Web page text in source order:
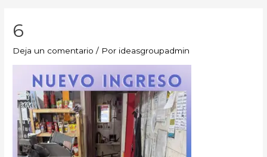
6
Deja un comentario / Por ideasgroupadmin